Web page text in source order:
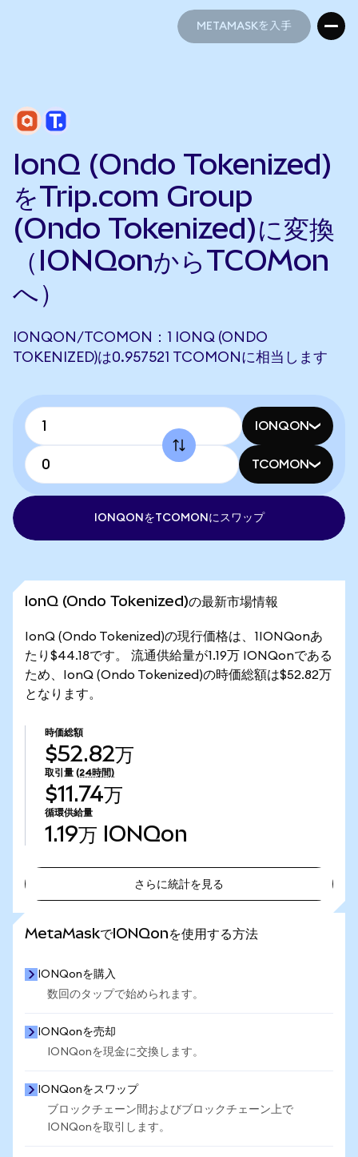
METAMASKを入手
IonQ (Ondo Tokenized)
をTrip.com Group
(Ondo Tokenized)に変換
（IONQonからTCOMon
へ）
IONQON/TCOMON：1 IONQ (ONDO
TOKENIZED)は0.957521 TCOMONに相当します
IONQON
TCOMON
IONQONをTCOMONにスワップ
IonQ (Ondo Tokenized)の最新市場情報
IonQ (Ondo Tokenized)の現行価格は、1IONQonあ
たり$44.18です。 流通供給量が1.19万 IONQonである
ため、IonQ (Ondo Tokenized)の時価総額は$52.82万
となります。
時価総額
$52.82万
取引量 (24時間)
$11.74万
循環供給量
1.19万 IONQon
さらに統計を見る
MetaMaskでIONQonを使用する方法
IONQonを購入
数回のタップで始められます。
IONQonを売却
IONQonを現金に交換します。
IONQonをスワップ
ブロックチェーン間およびブロックチェーン上で
IONQonを取引します。